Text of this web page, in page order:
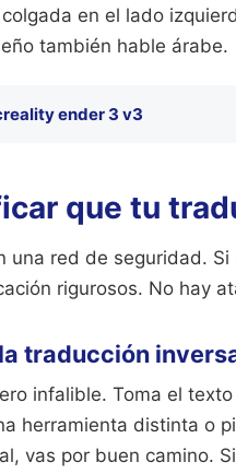
en el lado
también hable árabe.
ender 3 v3
que tu
una red de seguridad.
rigurosos. No hay
traducción
infalible. Toma el
herramienta distinta o
vas por buen camino.